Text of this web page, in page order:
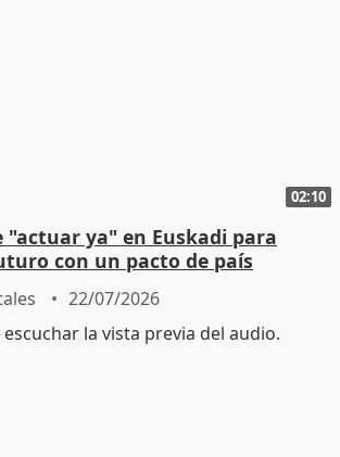
02:10
"actuar ya" en Euskadi para
con un pacto de país
22/07/2026